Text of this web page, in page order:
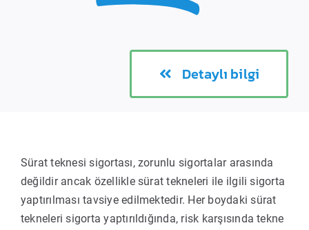
Detaylı bilgi
Sürat teknesi sigortası, zorunlu sigortalar arasında
değildir ancak özellikle sürat tekneleri ile ilgili sigorta
yaptırılması tavsiye edilmektedir. Her boydaki sürat
tekneleri sigorta yaptırıldığında, risk karşısında tekne